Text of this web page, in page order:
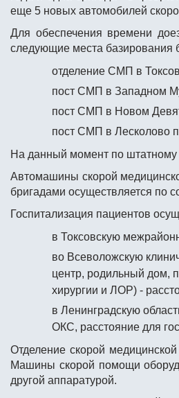
еще 5 новых автомобилей
Для обеспечения времени
следующие места базирования
отделение СМП в
пост СМП в Западном
пост СМП в Новом
пост СМП в Лесколово
На данный момент по штатному
Автомашины скорой
бригадами осуществляется по
Госпитализация пациентов
в Токсовскую
во Всеволожскую
центр, родильный дом,
хирургии и ЛОР) -
в Ленинградскую
ОКС, расстояние для
Отделение скорой
Машины скорой помощи
другой аппаратурой.